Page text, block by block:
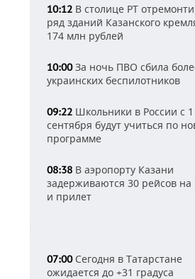
10:12 В столице РТ
ряд зданий Казанского
174 млн рублей
10:00За ночь ПВО сбила
украинских беспилотников
09:22 Школьники в России с 1
сентября будут учиться по
программе
08:38 В аэропорту Казани
задерживаются 30 рейсов на
и прилет
07:00Сегодня в Татарстане
ожидается до +31 градуса